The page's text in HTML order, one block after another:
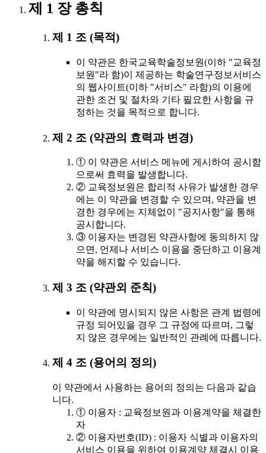
제 1 장 총칙
제 1 조 (목적)
이 약관은 한국교육학술정보원(이하 "교육정
보원"라 함)이 제공하는 학술연구정보서비스
의 웹사이트(이하 "서비스" 라함)의 이용에
관한 조건 및 절차와 기타 필요한 사항을 규
정하는 것을 목적으로 합니다.
제 2 조 (약관의 효력과 변경)
① 이 약관은 서비스 메뉴에 게시하여 공시함
으로써 효력을 발생합니다.
② 교육정보원은 합리적 사유가 발생한 경우
에는 이 약관을 변경할 수 있으며, 약관을 변
경한 경우에는 지체없이 "공지사항"을 통해
공시합니다.
③ 이용자는 변경된 약관사항에 동의하지 않
으면, 언제나 서비스 이용을 중단하고 이용계
약을 해지할 수 있습니다.
제 3 조 (약관외 준칙)
이 약관에 명시되지 않은 사항은 관계 법령에
규정 되어있을 경우 그 규정에 따르며, 그렇
지 않은 경우에는 일반적인 관례에 따릅니다.
제 4 조 (용어의 정의)
이 약관에서 사용하는 용어의 정의는 다음과 같습
니다.
① 이용자 : 교육정보원과 이용계약을 체결한
자
② 이용자번호(ID) : 이용자 식별과 이용자의
서비스 이용을 위하여 이용계약 체결시 이용